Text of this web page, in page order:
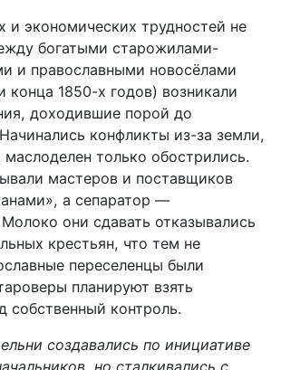
и экономических трудностей не
богатыми старожилами-
и православными новосёлами
конца 1850-х годов) возникали
доходившие порой до
Начинались конфликты из-за земли,
только обострились.
мастеров и поставщиков
», а сепаратор —
Молоко они сдавать отказывались
крестьян, что тем не
переселенцы были
планируют взять
собственный контроль.
создавались по инициативе
но сталкивались с